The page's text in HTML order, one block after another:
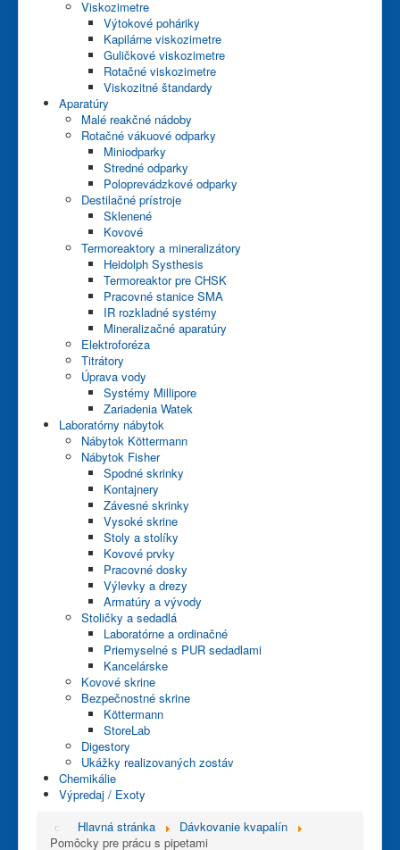
Viskozimetre
Výtokové poháriky
Kapilárne viskozimetre
Guličkové viskozimetre
Rotačné viskozimetre
Viskozitné štandardy
Aparatúry
Malé reakčné nádoby
Rotačné vákuové odparky
Miniodparky
Stredné odparky
Poloprevádzkové odparky
Destilačné prístroje
Sklenené
Kovové
Termoreaktory a mineralizátory
Heidolph Systhesis
Termoreaktor pre CHSK
Pracovné stanice SMA
IR rozkladné systémy
Mineralizačné aparatúry
Elektroforéza
Titrátory
Úprava vody
Systémy Millipore
Zariadenia Watek
Laboratórny nábytok
Nábytok Köttermann
Nábytok Fisher
Spodné skrinky
Kontajnery
Závesné skrinky
Vysoké skrine
Stoly a stolíky
Kovové prvky
Pracovné dosky
Výlevky a drezy
Armatúry a vývody
Stoličky a sedadlá
Laboratórne a ordinačné
Priemyselné s PUR sedadlami
Kancelárske
Kovové skrine
Bezpečnostné skrine
Köttermann
StoreLab
Digestory
Ukážky realizovaných zostáv
Chemikálie
Výpredaj / Exoty
Hlavná stránka
Dávkovanie kvapalín
Pomôcky pre prácu s pipetami